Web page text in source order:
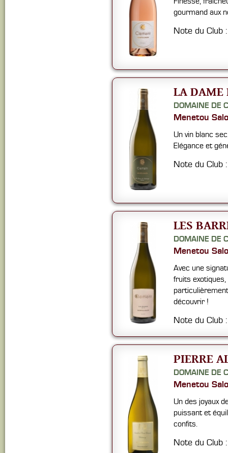
gourmand aux
Note du Club
LA DAME
DOMAINE DE
Menetou
Un vin blanc
Elégance et
Note du Club
LES
DOMAINE DE
Menetou
Avec une
fruits
découvrir !
Note du Club
PIERRE
DOMAINE DE
Menetou
Un des joyaux
puissant et
confits.
Note du Club